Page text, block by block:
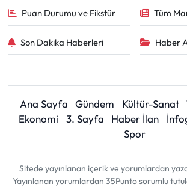
Puan Durumu ve Fikstür Tüm
Son Dakika Haberleri Haber
Ana Sayfa Gündem Kültür-Sanat
Ekonomi
3. Sayfa Haber İlan
Spor
Sitede yayınlanan içerik ve yorumlardan
Yayınlanan yorumlardan 35Punto sorumlu